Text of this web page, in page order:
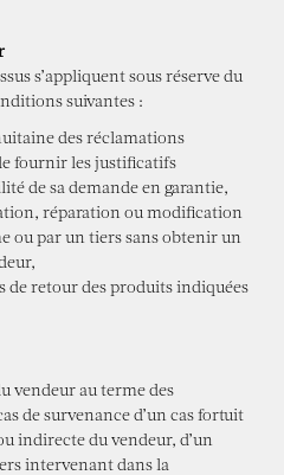
s’appliquent sous réserve du
suivantes :
des réclamations
fournir les justificatifs
de sa demande en garantie,
réparation ou modification
ou par un tiers sans obtenir un
de retour des produits indiquées
vendeur au terme des
de survenance d’un cas fortuit
indirecte du vendeur, d’un
intervenant dans la